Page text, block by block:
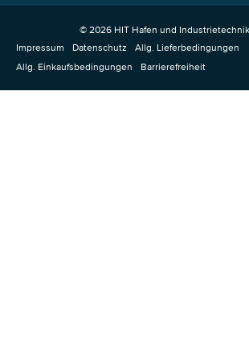
© 2026 HIT Hafen und
Impressum
Datenschutz
Allg. Lieferbedingungen
Allg. Einkaufsbedingungen
Barrierefreiheit